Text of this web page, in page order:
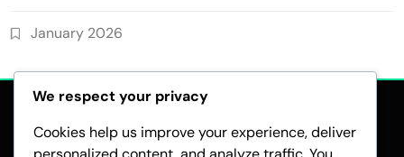
January 2026
We respect your privacy
Cookies help us improve your experience, deliver